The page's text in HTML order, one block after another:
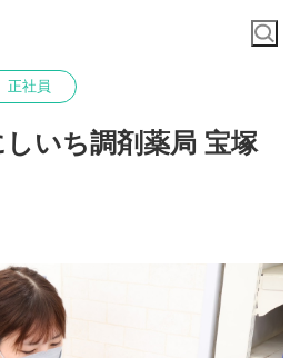
正社員
しいち調剤薬局 宝塚